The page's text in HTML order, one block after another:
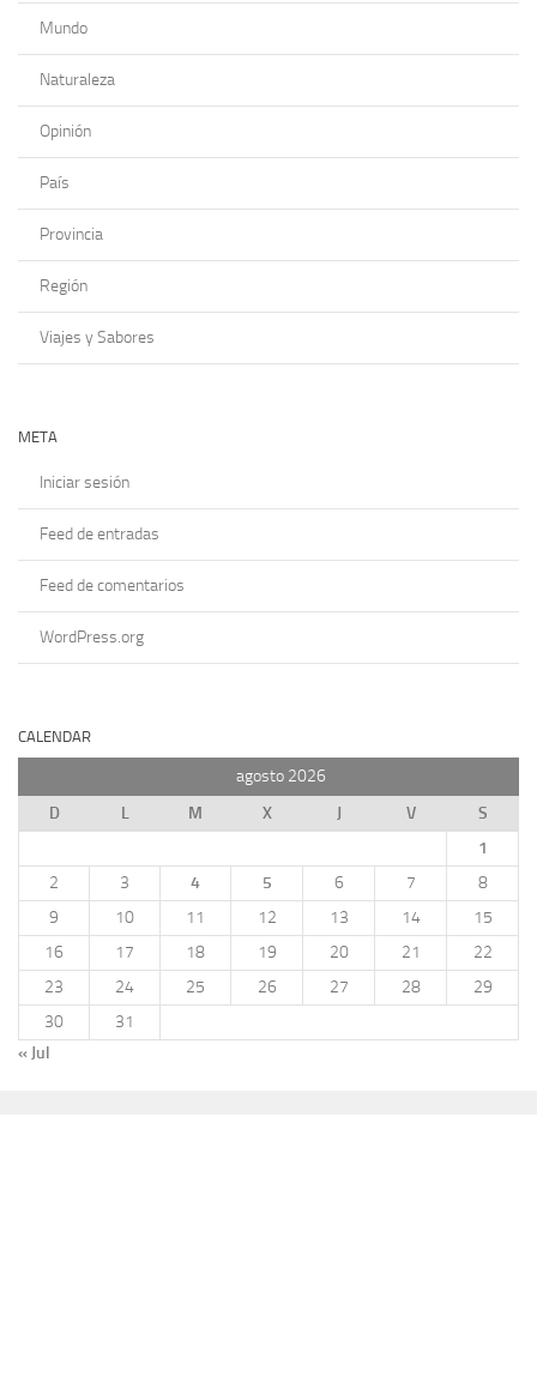
Mundo
Naturaleza
Opinión
País
Provincia
Región
Viajes y Sabores
META
Iniciar sesión
Feed de entradas
Feed de comentarios
WordPress.org
CALENDAR
agosto 2026
D
L M X J V
S
1
2
3 4 5 6 7
8
9
10 11 12 13 14
15
16
17 18 19 20 21
22
23
24 25 26 27 28
29
30
31
« Jul